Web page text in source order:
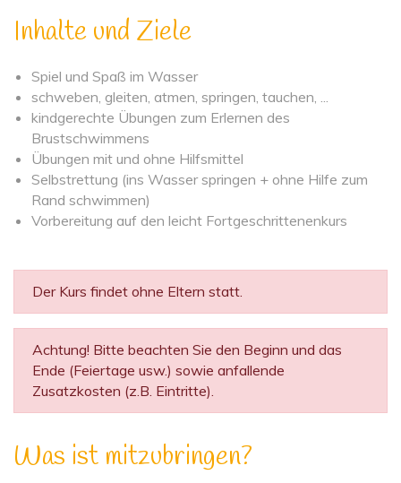
Inhalte und Ziele
Spiel und Spaß im Wasser
schweben, gleiten, atmen, springen, tauchen, ...
kindgerechte Übungen zum Erlernen des
Brustschwimmens
Übungen mit und ohne Hilfsmittel
Selbstrettung (ins Wasser springen + ohne Hilfe zum
Rand schwimmen)
Vorbereitung auf den leicht Fortgeschrittenenkurs
Der Kurs findet ohne Eltern statt.
Achtung! Bitte beachten Sie den Beginn und das
Ende (Feiertage usw.) sowie anfallende
Zusatzkosten (z.B. Eintritte).
Was ist mitzubringen?